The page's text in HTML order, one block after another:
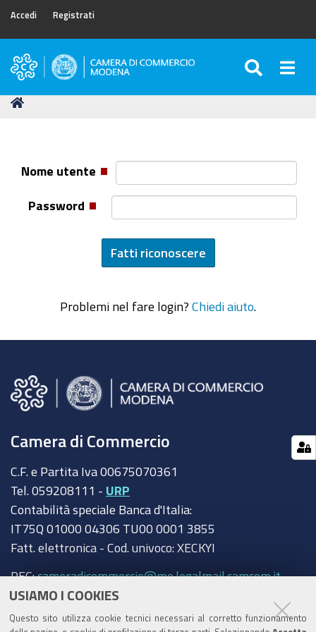
USIAMO I COOKIES
Questo sito utilizza cookie tecnici necessari al corretto funzionamento
Accedi Registrati
Camera
Commercio
Tu
Nome utente
Password
Problemi nel fare login? Chiedi aiuto
Camera di Commercio
C.F. e Partita Iva 00675070361
Tel. 059208111 - URP
Contabilità speciale Banca d'Italia:
IT75Q 01000 04306 TU00 0001 3855
Fatt. elettronica - Cod. univoco: XECKYI
PEC:cameradicommercio@mo.legalmail.camcom.it
Trasparenza